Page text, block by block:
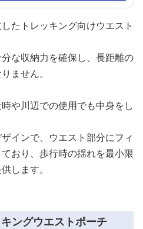
たトレッキング向けウエスト
な収納力を確保し、長距離の
ません。
や川辺での使用でも中身をし
インで、ウエスト部分にフィ
おり、歩行時の揺れを最小限
します。
ングウエストポーチ